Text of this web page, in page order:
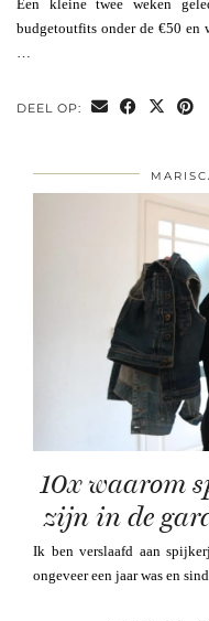
Een kleine twee weken
budgetoutfits onder de €50 en
DEEL OP:
10x waarom
zijn in de
Ik ben verslaafd aan
ongeveer een jaar was en